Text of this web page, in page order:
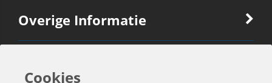
Overige Informatie
Ook Interessant
Cookies